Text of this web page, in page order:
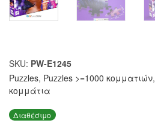
SKU: PW-E1245
Puzzles, Puzzles >=1000 κομματιών,
κομμάτια
Διαθέσιμο